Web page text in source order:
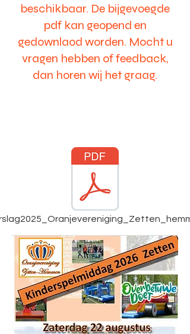
beschikbaar. De bijgevoegde
pdf kan geopend en
gedownlaod worden. Mocht u
vragen hebben of feedback,
dan horen wij het graag.